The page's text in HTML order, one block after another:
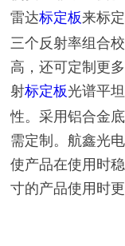
雷达标定板来标
三个反射率组合
高，还可定制更
射标定板光谱平
性。采用铝合金
需定制。航鑫光
使产品在使用时
寸的产品使用时更